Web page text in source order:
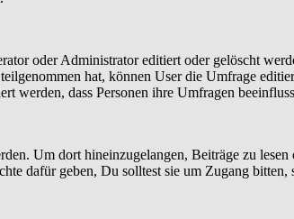
oder Administrator editiert oder gelöscht
hat, können User die Umfrage
werden, dass Personen ihre Umfragen
Um dort hineinzugelangen, Beiträge zu
dafür geben, Du solltest sie um Zugang